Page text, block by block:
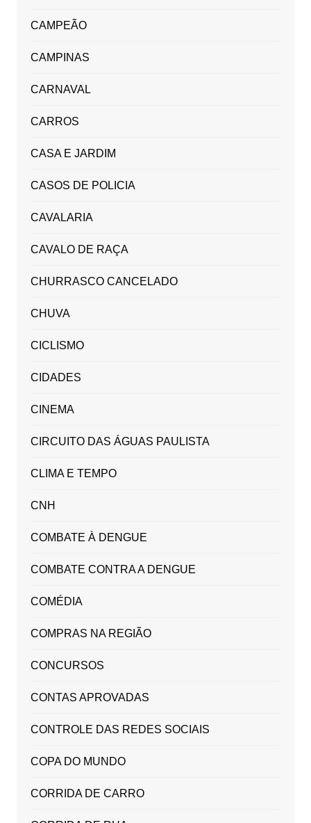
CAMPEÃO
CAMPINAS
CARNAVAL
CARROS
CASA E JARDIM
CASOS DE POLICIA
CAVALARIA
CAVALO DE RAÇA
CHURRASCO CANCELADO
CHUVA
CICLISMO
CIDADES
CINEMA
CIRCUITO DAS ÁGUAS PAULISTA
CLIMA E TEMPO
CNH
COMBATE À DENGUE
COMBATE CONTRA A DENGUE
COMÉDIA
COMPRAS NA REGIÃO
CONCURSOS
CONTAS APROVADAS
CONTROLE DAS REDES SOCIAIS
COPA DO MUNDO
CORRIDA DE CARRO